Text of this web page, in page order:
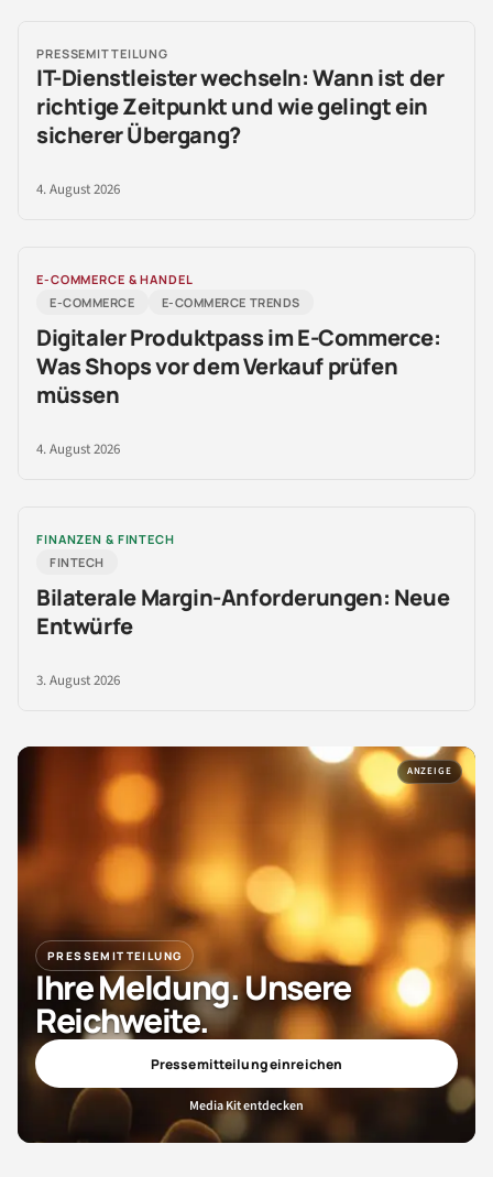
PRESSEMITTEILUNG
IT-Dienstleister wechseln: Wann ist der
richtige Zeitpunkt und wie gelingt ein
sicherer Übergang?
4. August 2026
E-COMMERCE & HANDEL
E-COMMERCE
E-COMMERCE TRENDS
Digitaler Produktpass im E-Commerce:
Was Shops vor dem Verkauf prüfen
müssen
4. August 2026
FINANZEN & FINTECH
FINTECH
Bilaterale Margin-Anforderungen: Neue
Entwürfe
3. August 2026
ANZEIGE
PRESSEMITTEILUNG
Ihre Meldung. Unsere
Reichweite.
Pressemitteilung einreichen
Media Kit entdecken